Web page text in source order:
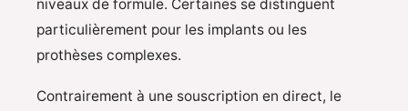
niveaux de formule. Certaines se distinguent
particulièrement pour les implants ou les
prothèses complexes.
Contrairement à une souscription en direct, le